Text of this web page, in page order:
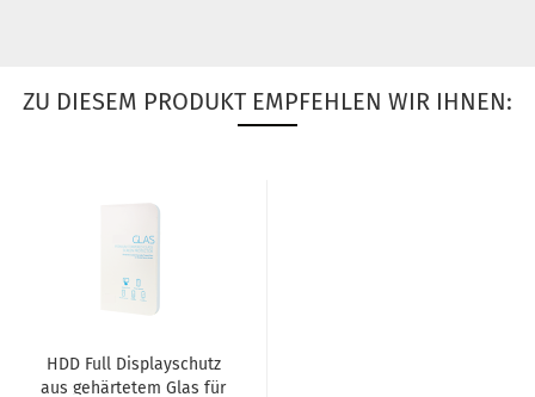
ZU DIESEM PRODUKT EMPFEHLEN WIR IHNEN:
HDD Full Dis­play­schutz
aus ge­här­te­tem Glas für